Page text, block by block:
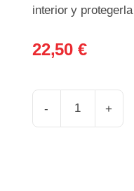
interior y
22,50 €